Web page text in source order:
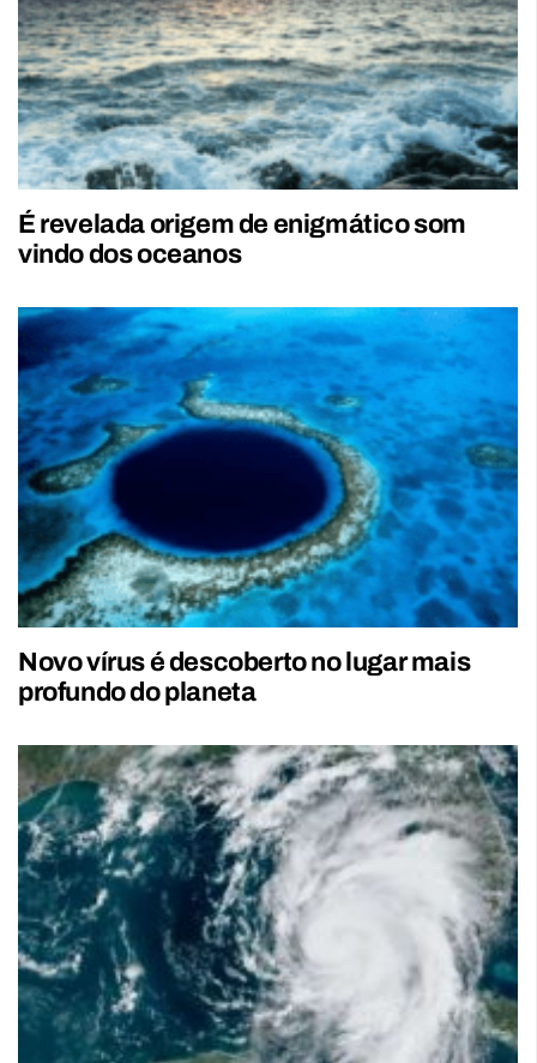
É revelada origem de enigmático som
vindo dos oceanos
Novo vírus é descoberto no lugar mais
profundo do planeta